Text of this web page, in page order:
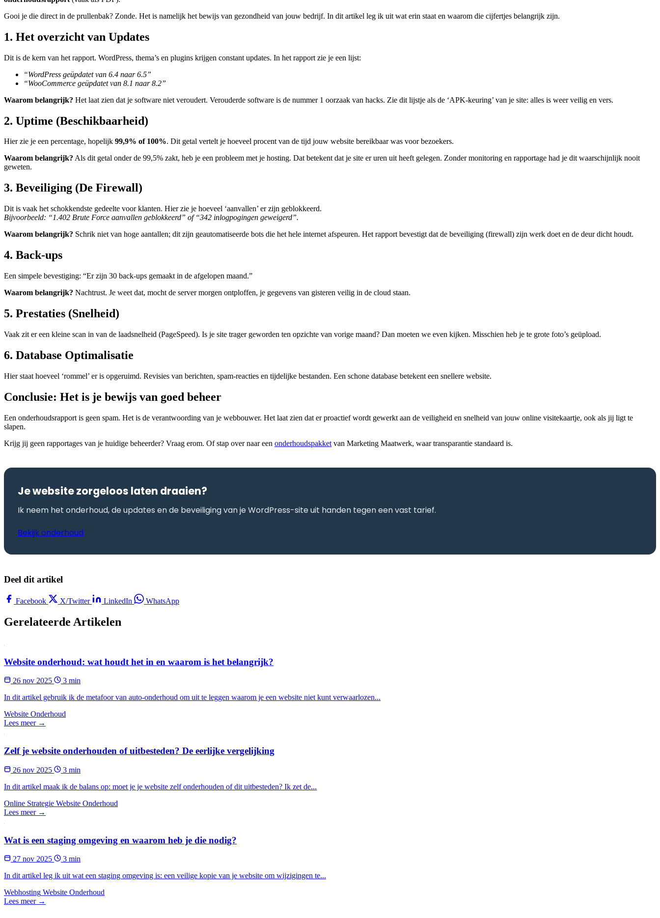
Gooi je die direct in de prullenbak? Zonde. Het is namelijk het bewijs van gezondheid van jouw bedrijf. In dit artikel leg ik uit wat erin staat en waarom die cijfertjes belangrijk zijn.
1. Het overzicht van Updates
Dit is de kern van het rapport. WordPress, thema’s en plugins krijgen constant updates. In het rapport zie je een lijst:
“WordPress geüpdatet van 6.4 naar 6.5”
“WooCommerce geüpdatet van 8.1 naar 8.2”
Waarom belangrijk? Het laat zien dat je software niet veroudert. Verouderde software is de nummer 1 oorzaak van hacks. Zie dit lijstje als de ‘APK-keuring’ van je site: alles is weer veilig en vers.
2. Uptime (Beschikbaarheid)
Hier zie je een percentage, hopelijk 99,9% of 100%. Dit getal vertelt je hoeveel procent van de tijd jouw website bereikbaar was voor bezoekers.
Waarom belangrijk? Als dit getal onder de 99,5% zakt, heb je een probleem met je hosting. Dat betekent dat je site er uren uit heeft gelegen. Zonder monitoring en rapportage had je dit waarschijnlijk nooit
geweten.
3. Beveiliging (De Firewall)
Dit is vaak het schokkendste gedeelte voor klanten. Hier zie je hoeveel ‘aanvallen’ er zijn geblokkeerd.
Bijvoorbeeld: “1.402 Brute Force aanvallen geblokkeerd” of “342 inlogpogingen geweigerd”.
Waarom belangrijk? Schrik niet van hoge aantallen; dit zijn geautomatiseerde bots die het hele internet afspeuren. Het rapport bevestigt dat de beveiliging (firewall) zijn werk doet en de deur dicht houdt.
4. Back-ups
Een simpele bevestiging: “Er zijn 30 back-ups gemaakt in de afgelopen maand.”
Waarom belangrijk? Nachtrust. Je weet dat, mocht de server morgen ontploffen, je gegevens van gisteren veilig in de cloud staan.
5. Prestaties (Snelheid)
Vaak zit er een kleine scan in van de laadsnelheid (PageSpeed). Is je site trager geworden ten opzichte van vorige maand? Dan moeten we even kijken. Misschien heb je te grote foto’s geüpload.
6. Database Optimalisatie
Hier staat hoeveel ‘rommel’ er is opgeruimd. Revisies van berichten, spam-reacties en tijdelijke bestanden. Een schone database betekent een snellere website.
Conclusie: Het is je bewijs van goed beheer
Een onderhoudsrapport is geen spam. Het is de verantwoording van je webbouwer. Het laat zien dat er proactief wordt gewerkt aan de veiligheid en snelheid van jouw online visitekaartje, ook als jij ligt te
slapen.
Krijg jij geen rapportages van je huidige beheerder? Vraag erom. Of stap over naar een onderhoudspakket van Marketing Maatwerk, waar transparantie standaard is.
Je website zorgeloos laten draaien?
Ik neem het onderhoud, de updates en de beveiliging van je WordPress-site uit handen tegen een vast tarief.
Bekijk onderhoud
Deel dit artikel
Facebook X/Twitter LinkedIn WhatsApp
Gerelateerde Artikelen
Website onderhoud: wat houdt het in en waarom is het belangrijk?
26 nov 2025
3 min
In dit artikel gebruik ik de metafoor van auto-onderhoud om uit te leggen waarom je een website niet kunt verwaarlozen...
Website Onderhoud
Lees meer →
Zelf je website onderhouden of uitbesteden? De eerlijke vergelijking
26 nov 2025
3 min
In dit artikel maak ik de balans op: moet je je website zelf onderhouden of dit uitbesteden? Ik zet de...
Online Strategie Website Onderhoud
Lees meer →
Wat is een staging omgeving en waarom heb je die nodig?
27 nov 2025
3 min
In dit artikel leg ik uit wat een staging omgeving is: een veilige kopie van je website om wijzigingen te...
Webhosting Website Onderhoud
Lees meer →